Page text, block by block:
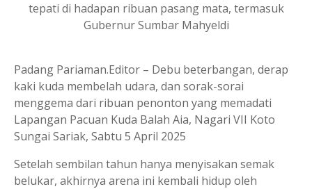
tepati di hadapan ribuan pasang mata, termasuk
Gubernur Sumbar Mahyeldi
Padang Pariaman.Editor – Debu beterbangan, derap
kaki kuda membelah udara, dan sorak-sorai
menggema dari ribuan penonton yang memadati
Lapangan Pacuan Kuda Balah Aia, Nagari VII Koto
Sungai Sariak, Sabtu 5 April 2025
Setelah sembilan tahun hanya menyisakan semak
belukar, akhirnya arena ini kembali hidup oleh